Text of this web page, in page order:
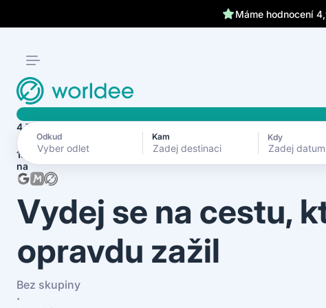
Klientům kryjeme záda 24/7
Odkud Kam Kdy
Zadej datum
4.7
1870+ recenzí
na
Vydej se na cestu,
opravdu zažil
Bez skupiny
·